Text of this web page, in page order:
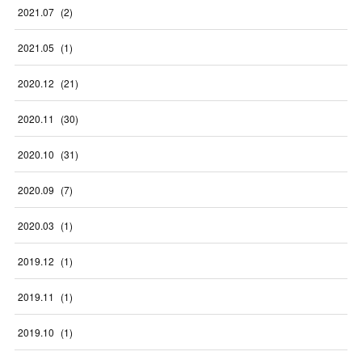
2021.07 (2)
2021.05 (1)
2020.12 (21)
2020.11 (30)
2020.10 (31)
2020.09 (7)
2020.03 (1)
2019.12 (1)
2019.11 (1)
2019.10 (1)